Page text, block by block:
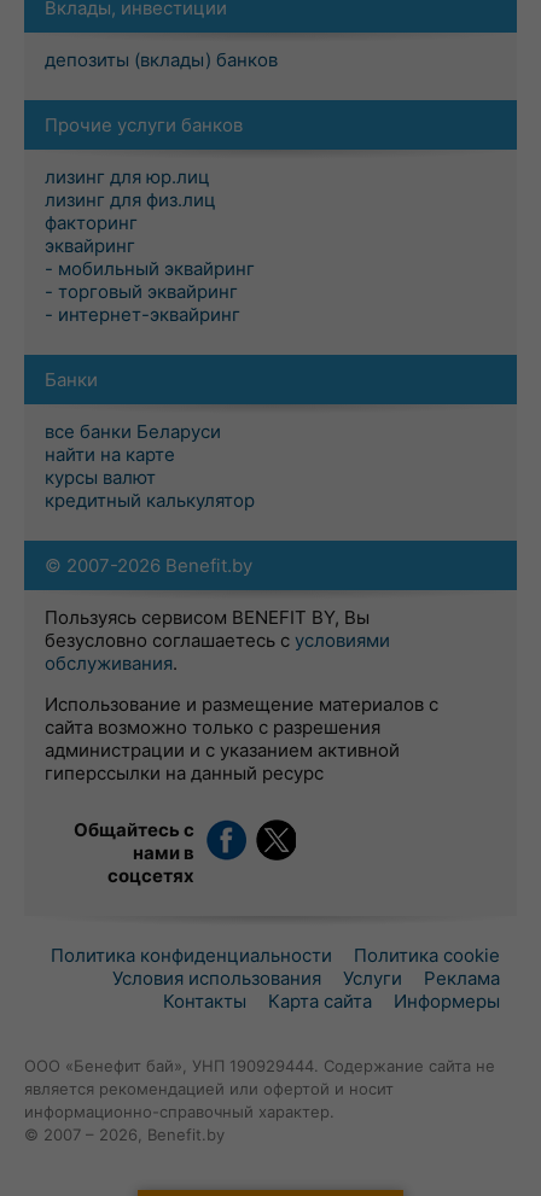
Вклады, инвестиции
депозиты (вклады) банков
Прочие услуги банков
лизинг для юр.лиц
лизинг для физ.лиц
факторинг
эквайринг
- мобильный эквайринг
- торговый эквайринг
- интернет-эквайринг
Банки
все банки Беларуси
найти на карте
курсы валют
кредитный калькулятор
© 2007-2026 Benefit.by
Пользуясь сервисом BENEFIT BY, Вы
безусловно соглашаетесь с условиями
обслуживания.
Использование и размещение материалов с
сайта возможно только с разрешения
администрации и с указанием активной
гиперссылки на данный ресурс
Общайтесь с
нами в
соцсетях
Политика конфиденциальности
Политика cookie
Условия использования
Услуги
Реклама
Контакты
Карта сайта Информеры
ООО «Бенефит бай», УНП 190929444. Содержание сайта не
является рекомендацией или офертой и носит
информационно-справочный характер.
© 2007 – 2026, Benefit.by